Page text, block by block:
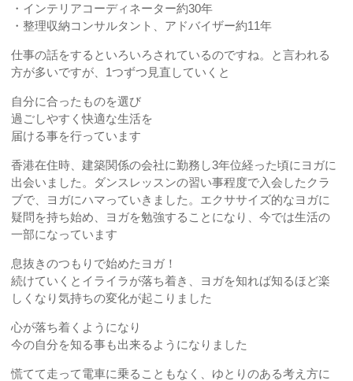
・インテリアコーディネーター約30年
・整理収納コンサルタント、アドバイザー約11年
仕事の話をするといろいろされているのですね。と言われる
方が多いですが、1つずつ見直していくと
自分に合ったものを選び
過ごしやすく快適な生活を
届ける事を行っています
香港在住時、建築関係の会社に勤務し3年位経った頃にヨガに
出会いました。ダンスレッスンの習い事程度で入会したクラ
ブで、ヨガにハマっていきました。エクササイズ的なヨガに
疑問を持ち始め、ヨガを勉強することになり、今では生活の
一部になっています
息抜きのつもりで始めたヨガ！
続けていくとイライラが落ち着き、ヨガを知れば知るほど楽
しくなり気持ちの変化が起こりました
心が落ち着くようになり
今の自分を知る事も出来るようになりました
慌てて走って電車に乗ることもなく、ゆとりのある考え方に